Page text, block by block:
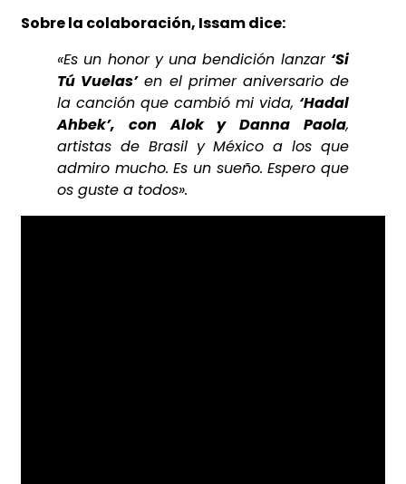
Sobre la colaboración, Issam dice:
«Es un honor y una bendición lanzar ‘Si
Tú Vuelas’en el primer aniversario de
la canción que cambió mi vida, ‘Hadal
Ahbek’, con Alok y Danna Paola,
artistas de Brasil y México a los que
admiro mucho. Es un sueño. Espero que
os guste a todos».